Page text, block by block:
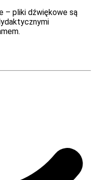
– pliki dźwiękowe są